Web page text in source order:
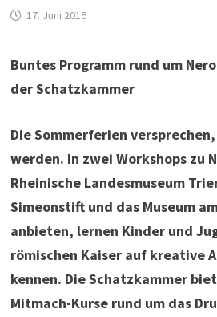
17. Juni 2016
Buntes Programm rund um
der Schatzkammer
Die Sommerferien
werden. In zwei Workshops zu
Rheinische Landesmuseum
Simeonstift und das Museum
anbieten, lernen Kinder und
römischen Kaiser auf kreative
kennen. Die Schatzkammer
Mitmach-Kurse rund um das